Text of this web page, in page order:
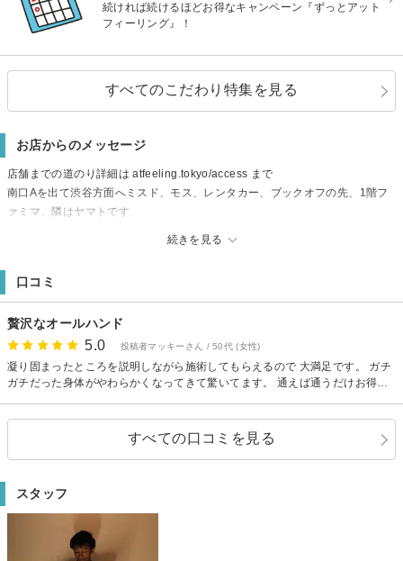
続ければ続けるほどお得なキャンペーン『ずっとアット
フィーリング』！
すべてのこだわり特集を見る
お店からのメッセージ
続きを見る
店舗までの道のり詳細は atfeeling.tokyo/access まで
南口Aを出て渋谷方面へミスド、モス、レンタカー、ブックオフの先、1階フ
ァミマ、隣はヤマトです
とにかく内から美しくなってください
無理するケアは続きません
体の反応を押さえ込まないでください
最大限フルスイングできるのは力ではありません
AffecTion swings for the Fences!
「バランス」こそが「美」への近道
Swinging Therapy
口コミ
贅沢なオールハンド
5.0 投稿者マッキーさん / 50代 (女性)
凝り固まったところを説明しながら施術してもらえるので 大満足です。 ガチ
ガチだった身体がやわらかくなってきて驚いてます。 通えば通うだけお得に
すべての口コミを見る
スタッフ